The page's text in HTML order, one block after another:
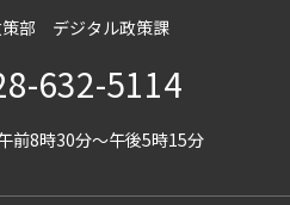
策部 デジタル政策課
632-5114
前8時30分～午後5時15分